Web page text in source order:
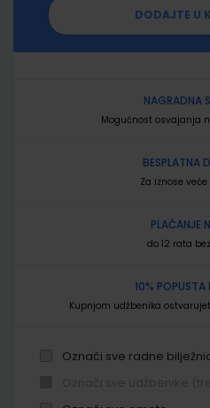
DODAJTE U
NAGRADNA
Mogućnost osvajanja
BESPLATNA
Za iznose
PLAĆANJE
do 12 rata
10% POPUSTA
Kupnjom udžbenika
Označi sve radne